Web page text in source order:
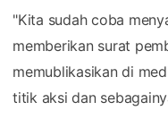
"Kita sudah coba
memberikan surat
memublikasikan di
titik aksi dan